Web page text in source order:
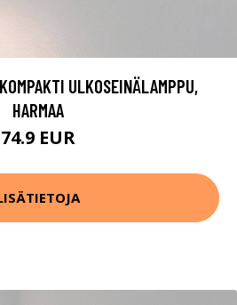
ULKOSEINÄLAMPPU,
HARMAA
74.9 EUR